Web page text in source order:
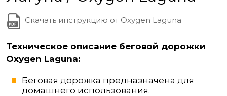
Скачать инструкцию от Oxygen Laguna
Техническое описание беговой дорожки
Oxygen Laguna:
Беговая дорожка предназначена для
домашнего использования.